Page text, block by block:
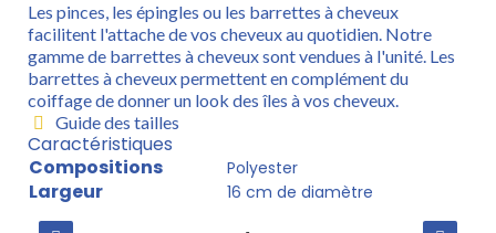
Les pinces, les épingles ou les barrettes à cheveux
facilitent l'attache de vos cheveux au quotidien. Notre
gamme de barrettes à cheveux sont vendues à l'unité. Les
barrettes à cheveux permettent en complément du
coiffage de donner un look des îles à vos cheveux.
Guide des tailles
Caractéristiques
Compositions
Polyester
Largeur 16 cm de diamètre